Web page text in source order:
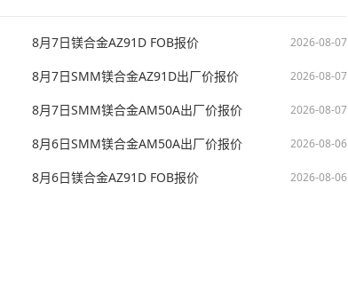
8月7日镁合金AZ91D FOB报价 2026-08-07
8月7日SMM镁合金AZ91D出厂价报价 2026-08-07
8月7日SMM镁合金AM50A出厂价报价 2026-08-07
8月6日SMM镁合金AM50A出厂价报价 2026-08-06
8月6日镁合金AZ91D FOB报价 2026-08-06